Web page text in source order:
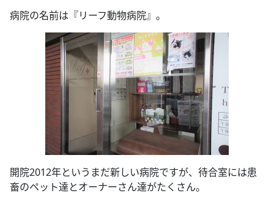
病院の名前は『リーフ動物病院』。
開院2012年というまだ新しい病院ですが、待合室には患
畜のペット達とオーナーさん達がたくさん。